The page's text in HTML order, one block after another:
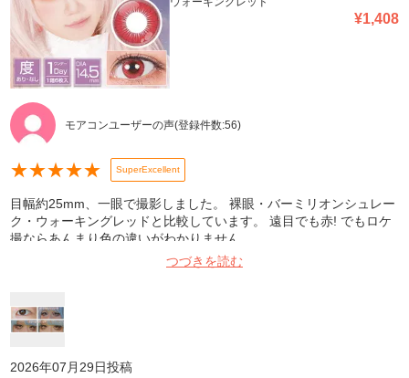
¥1,408
モアコンユーザーの声(登録件数:56)
★★★★★ SuperExcellent
目幅約25mm、一眼で撮影しました。 裸眼・バーミリオンシュレー
ク・ウォーキングレッドと比較しています。 遠目でも赤! でもロケ
撮ならあんまり色の違いがわかりません。
つづきを読む
2026年07月29日投稿